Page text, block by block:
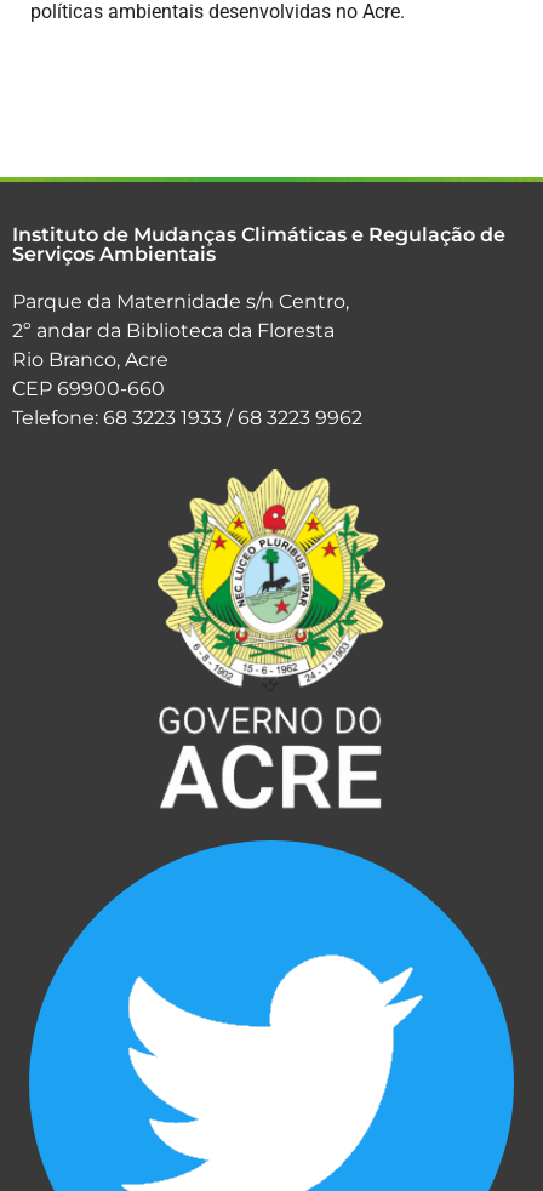
políticas ambientais desenvolvidas no Acre.
Instituto de Mudanças Climáticas e Regulação de
Serviços Ambientais
Parque da Maternidade s/n Centro,
2º andar da Biblioteca da Floresta
Rio Branco, Acre
CEP 69900-660
Telefone: 68 3223 1933 / 68 3223 9962